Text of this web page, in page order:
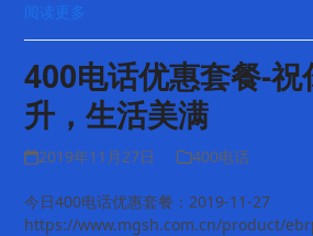
阅读更多
400电话优惠套餐-祝
升，生活美满
2019年11月27日 400电话
今日400电话优惠套餐：2019-11-27
https://www.mgsh.com.cn/product/